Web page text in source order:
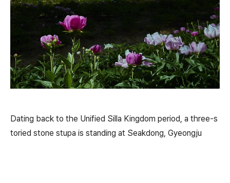
Dating back to the Unified Silla Kingdom period, a three-s
toried stone stupa is standing at Seakdong, Gyeongju